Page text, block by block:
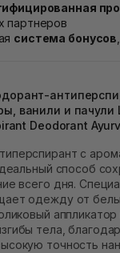
г. Львов, ул.
Львов (Ивана
г. Львов ул.
Ровно
г. Ровно, ул. Кулика
партнеров
система бонусов
ванили и пачули
Deodorant
с
способ
всего дня.
одежду от
тела,
точность